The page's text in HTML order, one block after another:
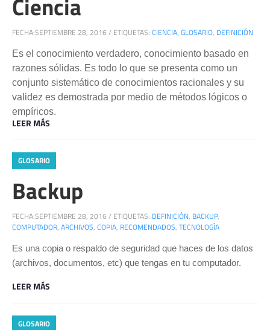
FECHA:SEPTIEMBRE 28, 2016 / ETIQUETAS: CIENCIA, GLOSARIO, DEFINICIÓN
Es el conocimiento verdadero, conocimiento basado en
razones sólidas. Es todo lo que se presenta como un
conjunto sistemático de conocimientos racionales y su
validez es demostrada por medio de métodos lógicos o
empíricos.
LEER MÁS
GLOSARIO
Backup
FECHA:SEPTIEMBRE 28, 2016 / ETIQUETAS: DEFINICIÓN, BACKUP,
COMPUTADOR, ARCHIVOS, COPIA, RECOMENDADOS, TECNOLOGÍA
Es una copia o respaldo de seguridad que haces de los datos
(archivos, documentos, etc) que tengas en tu computador.
LEER MÁS
GLOSARIO